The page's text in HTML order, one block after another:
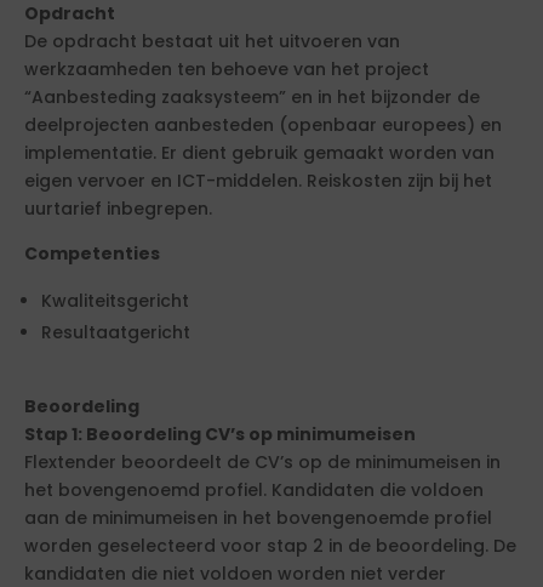
Opdracht
De opdracht bestaat uit het uitvoeren van
werkzaamheden ten behoeve van het project
“Aanbesteding zaaksysteem” en in het bijzonder de
deelprojecten aanbesteden (openbaar europees) en
implementatie. Er dient gebruik gemaakt worden van
eigen vervoer en ICT-middelen. Reiskosten zijn bij het
uurtarief inbegrepen.
Competenties
Kwaliteitsgericht
Resultaatgericht
Beoordeling
Stap 1: Beoordeling CV’s op minimumeisen
Flextender beoordeelt de CV’s op de minimumeisen in
het bovengenoemd profiel. Kandidaten die voldoen
aan de minimumeisen in het bovengenoemde profiel
worden geselecteerd voor stap 2 in de beoordeling. De
kandidaten die niet voldoen worden niet verder